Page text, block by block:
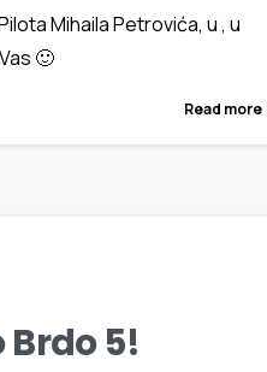
Mihaila Petrovića, u , u
🙂
Read more
5!